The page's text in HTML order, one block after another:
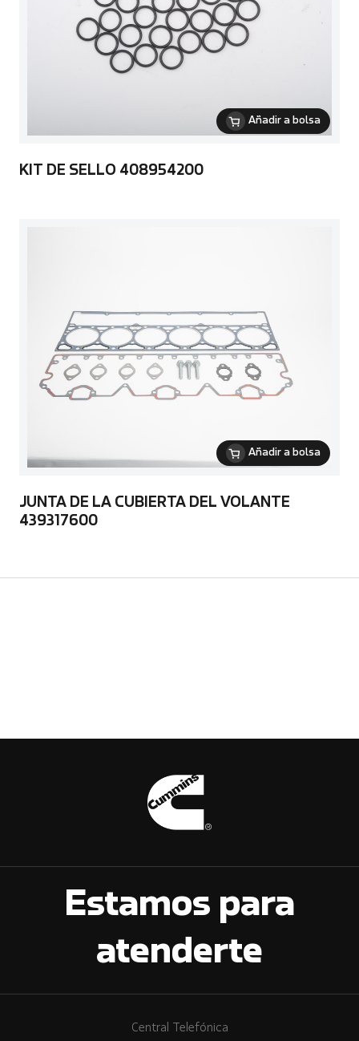
Añadir a bolsa
KIT DE SELLO 408954200
Añadir a bolsa
JUNTA DE LA CUBIERTA DEL VOLANTE
439317600
Estamos para
atenderte
Central Telefónica